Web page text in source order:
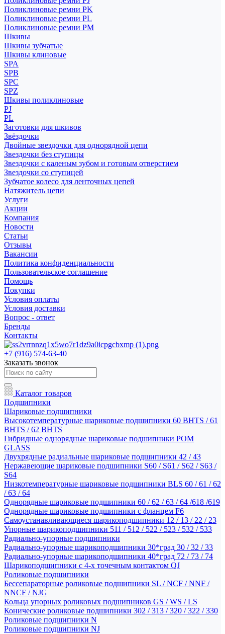
Поликлиновые ремни PK
Поликлиновые ремни PL
Поликлиновые ремни PM
Шкивы
Шкивы зубчатые
Шкивы клиновые
SPA
SPB
SPC
SPZ
Шкивы поликлиновые
PJ
PL
Заготовки для шкивов
Звёздочки
Двойные звездочки для однорядной цепи
Звездочки без ступицы
Звездочки с каленым зубом и готовым отверстием
Звездочки со ступицей
Зубчатое колесо для ленточных цепей
Натяжитель цепи
Услуги
Акции
Компания
Новости
Статьи
Отзывы
Вакансии
Политика конфиденциальности
Пользовательское соглашение
Помощь
Покупки
Условия оплаты
Условия доставки
Вопрос - ответ
Бренды
Контакты
+7 (916) 574-63-40
Заказать звонок
Каталог товаров
Подшипники
Шариковые подшипники
Высокотемпературные шариковые подшипники 60 BHTS / 61
BHTS / 62 BHTS
Гибридные однорядные шариковые подшипники POM
GLASS
Двухрядные радиальные шариковые подшипники 42 / 43
Нержавеющие шариковые подшипники S60 / S61 / S62 / S63 /
S64
Низкотемпературные шариковые подшипники BLS 60 / 61 / 62
/ 63 / 64
Однорядные шариковые подшипники 60 / 62 / 63 / 64 /618 /619
Однорядные шариковые подшипники с фланцем F6
Самоустанавливающиеся шарикоподшипники 12 / 13 / 22 / 23
Упорные шарикоподшипники 511 / 512 / 522 / 523 / 532 / 533
Радиально-упорные подшипники
Радиально-упорные шарикоподшипники 30*град 30 / 32 / 33
Радиально-упорные шарикоподшипники 40*град 72 / 73 / 74
Шарикоподшипники с 4-х точечным контактом QJ
Роликовые подшипники
Бессепараторные роликовые подшипники SL / NCF / NNF /
NNCF / NJG
Кольца упорных роликовых подшипников GS / WS / LS
Конические роликовые подшипники 302 / 313 / 320 / 322 / 330
Роликовые подшипники N
Роликовые подшипники NJ